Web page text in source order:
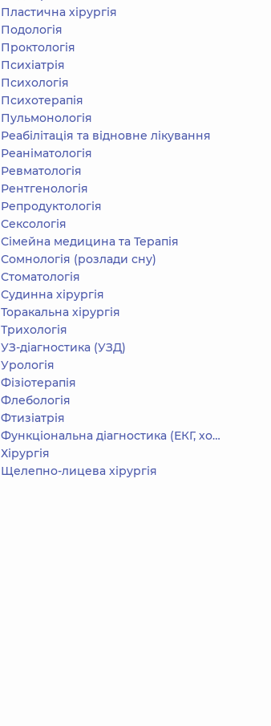
Пластична хірургія
Подологiя
Проктологія
Психіатрія
Психологія
Психотерапія
Пульмонологія
Реабілітація та відновне лікування
Реаніматологія
Ревматологія
Рентгенологія
Репродуктологія
Сексологія
Сімейна медицина та Терапія
Сомнологія (розлади сну)
Стоматологія
Судинна хірургія
Торакальна хірургія
Трихологія
УЗ-діагностика (УЗД)
Урологія
Фізіотерапія
Флебологія
Фтизіатрія
Функціональна діагностика (ЕКГ, холтер, добове АТ)
Хірургія
Щелепно-лицева хірургія